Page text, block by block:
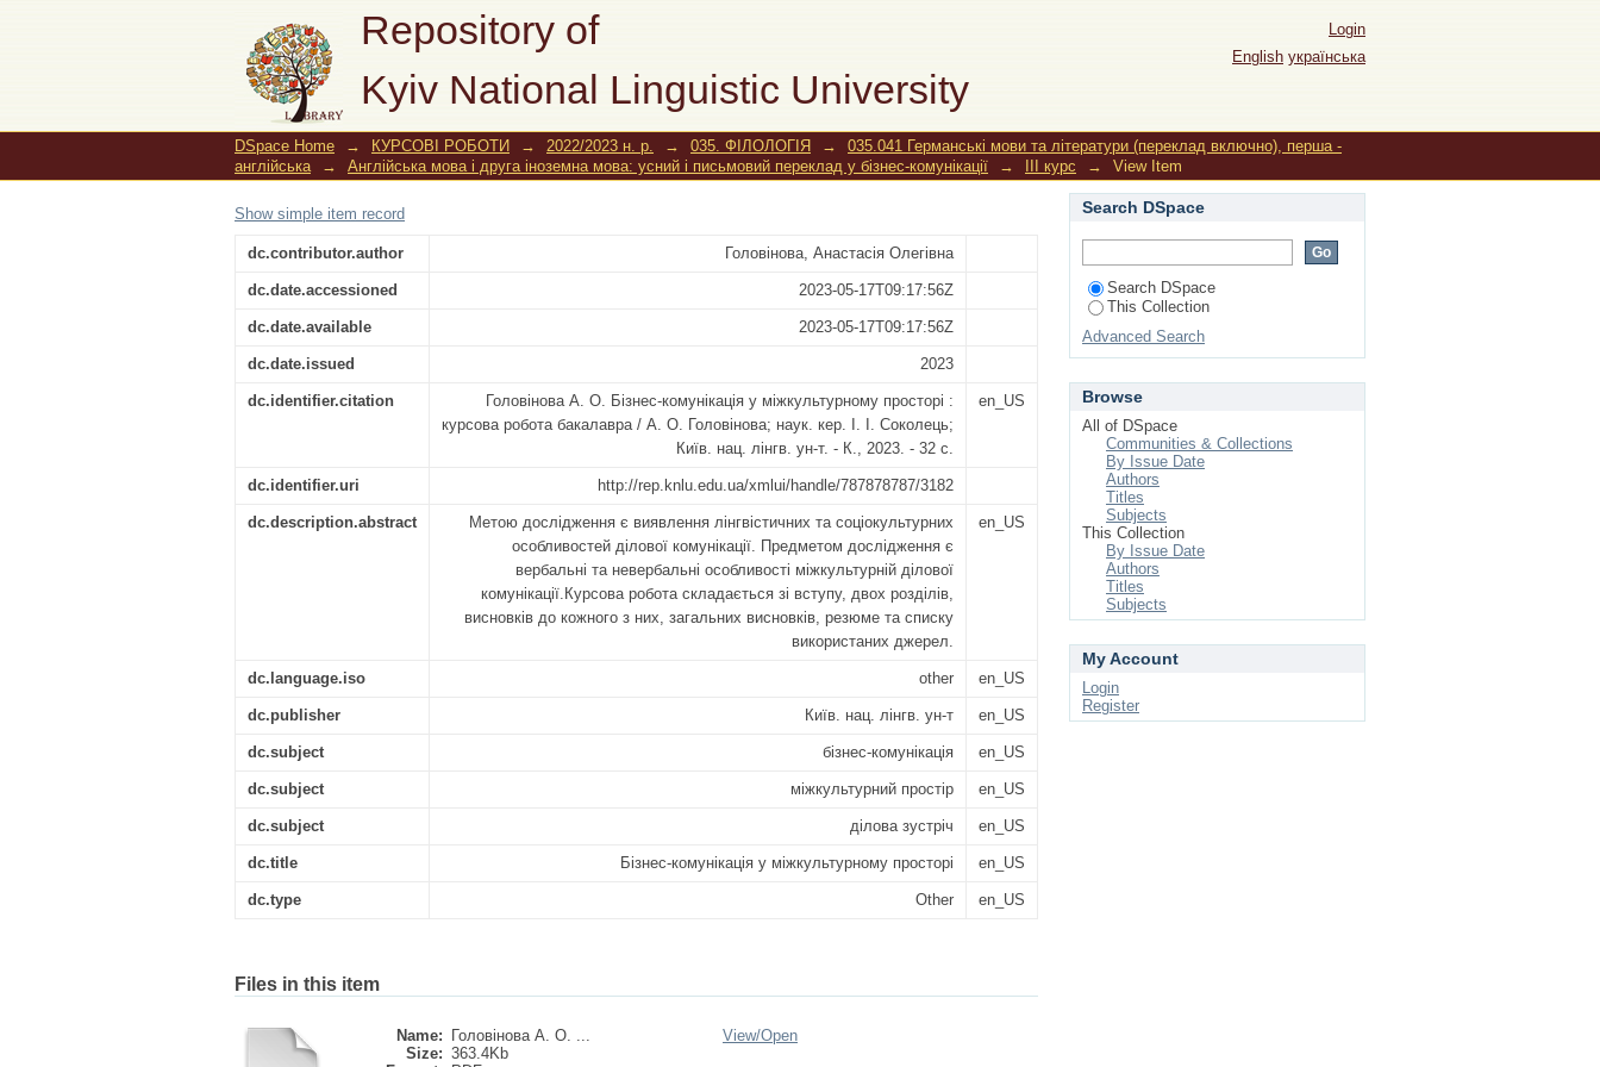
Repository of
Kyiv National Linguistic University
Бізнес-комунікація у міжкультурному просторі
Login
English українська
DSpace Home → КУРСОВІ РОБОТИ → 2022/2023 н. р. → 035. ФІЛОЛОГІЯ →
035.041 Германські мови та літератури (переклад включно), перша -
англійська
→ Англійська мова і друга іноземна мова: усний і письмовий переклад у бізнес-комунікації → III курс → View Item
Show simple item record
dc.contributor.author Головінова, Анастасія Олегівна
dc.date.accessioned 2023-05-17T09:17:56Z
dc.date.available 2023-05-17T09:17:56Z
dc.date.issued 2023
dc.identifier.citation
Головінова А. О. Бізнес-комунікація у міжкультурному просторі :
курсова робота бакалавра / А. О. Головінова; наук. кер. І. І. Соколець;
Київ. нац. лінгв. ун-т. - К., 2023. - 32 с.
en_US
dc.identifier.uri http://rep.knlu.edu.ua/xmlui/handle/787878787/3182
dc.description.abstract
Метою дослідження є виявлення лінгвістичних та соціокультурних
особливостей ділової комунікації. Предметом дослідження є
вербальні та невербальні особливості міжкультурній ділової
комунікації.Курсова робота складається зі вступу, двох розділів,
висновків до кожного з них, загальних висновків, резюме та списку
використаних джерел.
en_US
dc.language.iso other en_US
dc.publisher Київ. нац. лінгв. ун-т en_US
dc.subject бізнес-комунікація en_US
dc.subject міжкультурний простір en_US
dc.subject ділова зустріч en_US
dc.title Бізнес-комунікація у міжкультурному просторі en_US
dc.type Other en_US
Files in this item
Name:
Головінова А. О. ...
Size: 363.4Kb
View/Open
Search DSpace
Search DSpace
This Collection
Advanced Search
Browse
All of DSpace
Communities & Collections
By Issue Date
Authors
Titles
Subjects
This Collection
By Issue Date
Authors
Titles
Subjects
My Account
Login
Register